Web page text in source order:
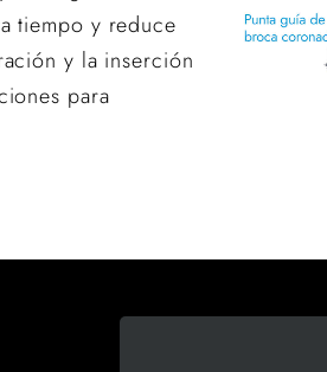
tiempo y reduce
y la inserción
para